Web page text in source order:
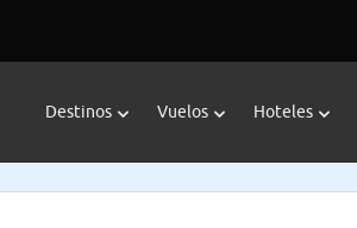
Destinos Vuelos Hoteles